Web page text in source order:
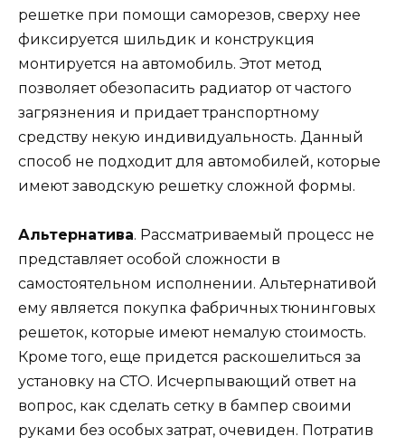
решетке при помощи саморезов, сверху нее
фиксируется шильдик и конструкция
монтируется на автомобиль. Этот метод
позволяет обезопасить радиатор от частого
загрязнения и придает транспортному
средству некую индивидуальность. Данный
способ не подходит для автомобилей, которые
имеют заводскую решетку сложной формы.
Альтернатива. Рассматриваемый процесс не
представляет особой сложности в
самостоятельном исполнении. Альтернативой
ему является покупка фабричных тюнинговых
решеток, которые имеют немалую стоимость.
Кроме того, еще придется раскошелиться за
установку на СТО. Исчерпывающий ответ на
вопрос, как сделать сетку в бампер своими
руками без особых затрат, очевиден. Потратив